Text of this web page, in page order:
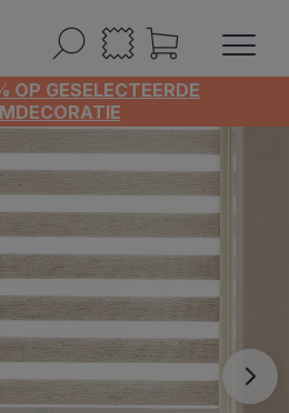
OP GESELECTEERDE